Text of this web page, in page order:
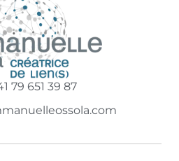
79 651 39 87